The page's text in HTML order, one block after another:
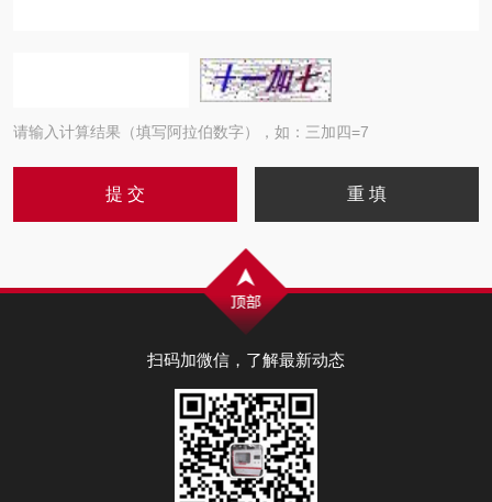
请输入计算结果（填写阿拉伯数字），如：三加四=7
扫码加微信，了解最新动态